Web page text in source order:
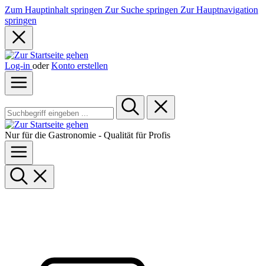
Zum Hauptinhalt springen Zur Suche springen Zur Hauptnavigation
springen
Log-in oder Konto erstellen
Nur für die Gastronomie - Qualität für Profis